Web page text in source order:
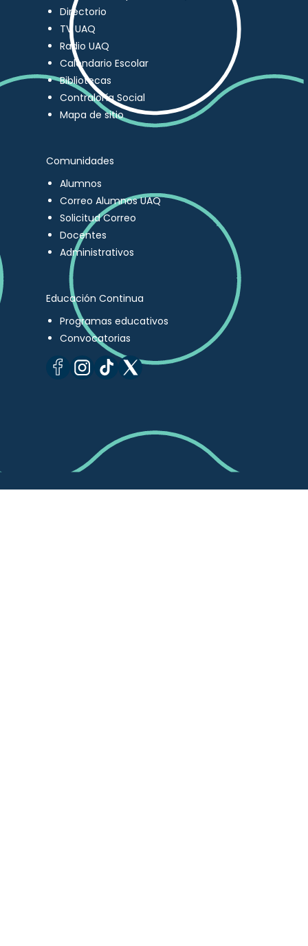
Directorio
TV UAQ
Radio UAQ
Calendario Escolar
Bibliotecas
Contraloría Social
Mapa de sitio
Comunidades
Alumnos
Correo Alumnos UAQ
Solicitud Correo
Docentes
Administrativos
Educación Continua
Programas educativos
Convocatorias